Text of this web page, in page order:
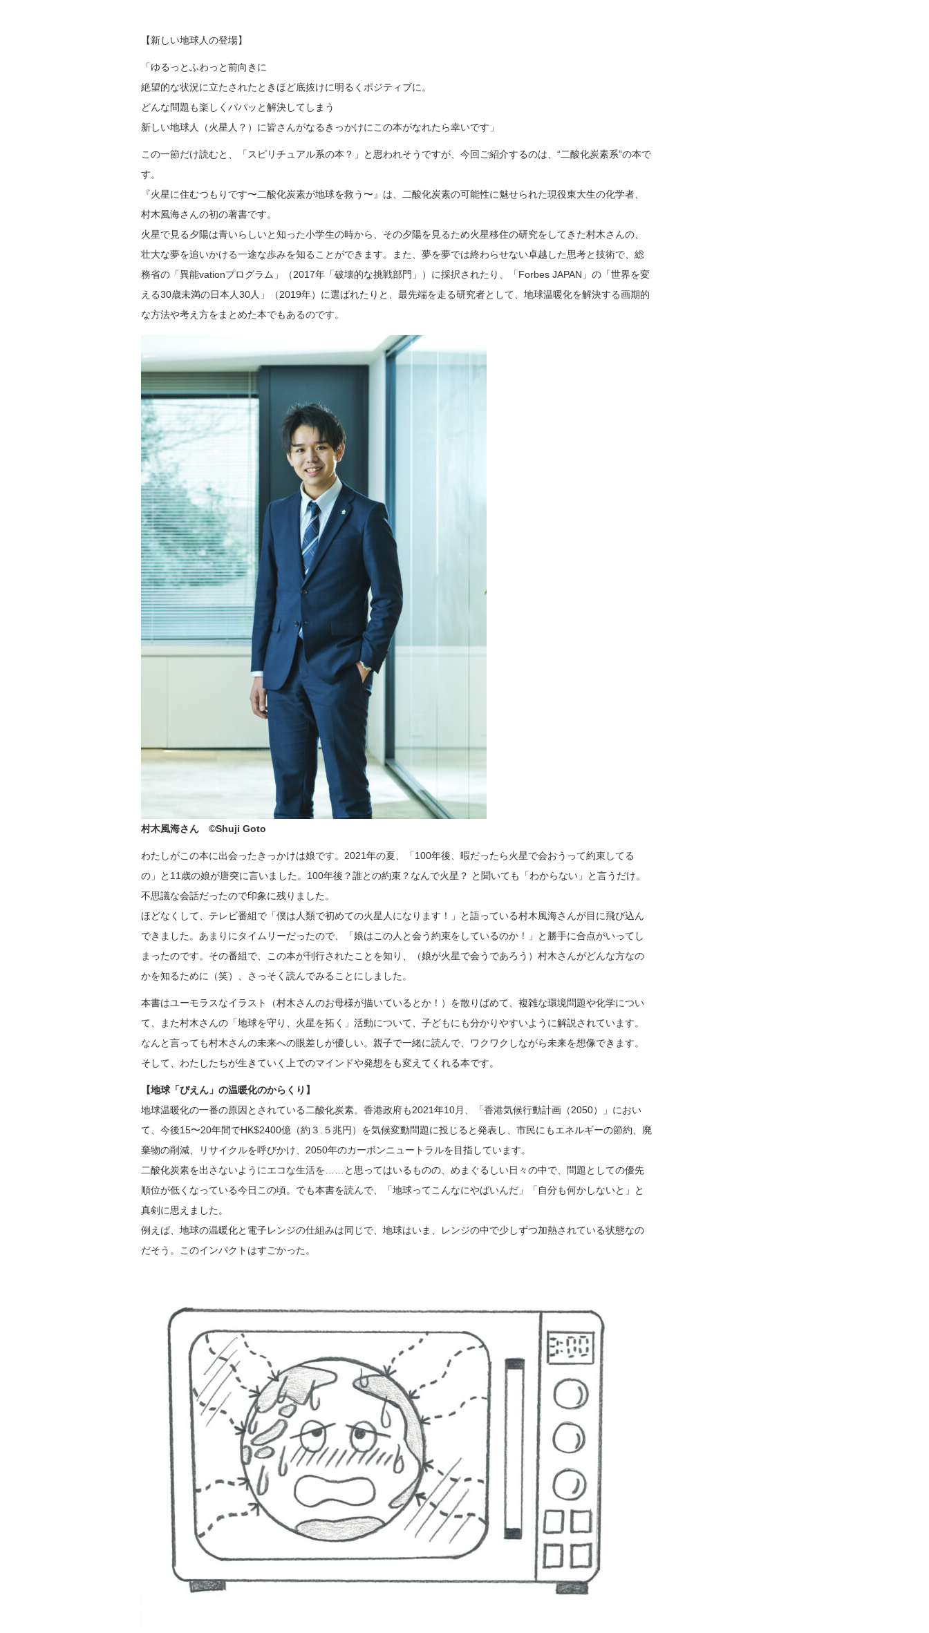
【新しい地球人の登場】
「ゆるっとふわっと前向きに
絶望的な状況に立たされたときほど底抜けに明るくポジティブに。
どんな問題も楽しくパパッと解決してしまう
新しい地球人（火星人？）に皆さんがなるきっかけにこの本がなれたら幸いです」
この一節だけ読むと、「スピリチュアル系の本？」と思われそうですが、今回ご紹介するのは、“二酸化炭素系”の本で
す。
『火星に住むつもりです〜二酸化炭素が地球を救う〜』は、二酸化炭素の可能性に魅せられた現役東大生の化学者、
村木風海さんの初の著書です。
火星で見る夕陽は青いらしいと知った小学生の時から、その夕陽を見るため火星移住の研究をしてきた村木さんの、
壮大な夢を追いかける一途な歩みを知ることができます。また、夢を夢では終わらせない卓越した思考と技術で、総
務省の「異能vationプログラム」（2017年「破壊的な挑戦部門」）に採択されたり、「Forbes JAPAN」の「世界を変
える30歳未満の日本人30人」（2019年）に選ばれたりと、最先端を走る研究者として、地球温暖化を解決する画期的
な方法や考え方をまとめた本でもあるのです。
村木風海さん ©️Shuji Goto
わたしがこの本に出会ったきっかけは娘です。2021年の夏、「100年後、暇だったら火星で会おうって約束してる
の」と11歳の娘が唐突に言いました。100年後？誰との約束？なんで火星？ と聞いても「わからない」と言うだけ。
不思議な会話だったので印象に残りました。
ほどなくして、テレビ番組で「僕は人類で初めての火星人になります！」と語っている村木風海さんが目に飛び込ん
できました。あまりにタイムリーだったので、「娘はこの人と会う約束をしているのか！」と勝手に合点がいってし
まったのです。その番組で、この本が刊行されたことを知り、（娘が火星で会うであろう）村木さんがどんな方なの
かを知るために（笑）、さっそく読んでみることにしました。
本書はユーモラスなイラスト（村木さんのお母様が描いているとか！）を散りばめて、複雑な環境問題や化学につい
て、また村木さんの「地球を守り、火星を拓く」活動について、子どもにも分かりやすいように解説されています。
なんと言っても村木さんの未来への眼差しが優しい。親子で一緒に読んで、ワクワクしながら未来を想像できます。
そして、わたしたちが生きていく上でのマインドや発想をも変えてくれる本です。
【地球「ぴえん」の温暖化のからくり】
地球温暖化の一番の原因とされている二酸化炭素。香港政府も2021年10月、「香港気候行動計画（2050）」におい
て、今後15〜20年間でHK$2400億（約３.５兆円）を気候変動問題に投じると発表し、市民にもエネルギーの節約、廃
棄物の削減、リサイクルを呼びかけ、2050年のカーボンニュートラルを目指しています。
二酸化炭素を出さないようにエコな生活を……と思ってはいるものの、めまぐるしい日々の中で、問題としての優先
順位が低くなっている今日この頃。でも本書を読んで、「地球ってこんなにやばいんだ」「自分も何かしないと」と
真剣に思えました。
例えば、地球の温暖化と電子レンジの仕組みは同じで、地球はいま、レンジの中で少しずつ加熱されている状態なの
だそう。このインパクトはすごかった。